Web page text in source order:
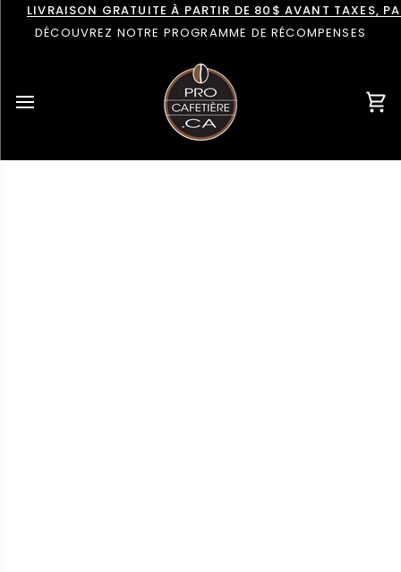
Passer
contenu
LIVRAISON GRATUITE À PARTIR DE 80$ AVANT TAXES,
DÉCOUVREZ NOTRE PROGRAMME DE RÉCOMPENSES